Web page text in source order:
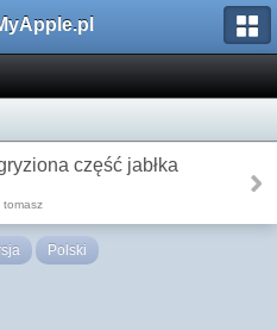
część jabłka
tomasz
Polski